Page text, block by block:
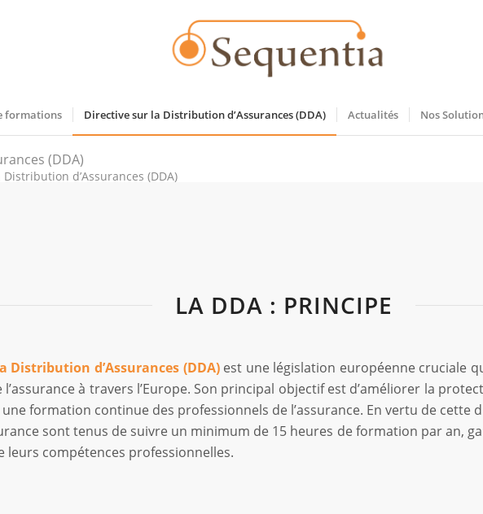
formations Directive sur la Distribution d’Assurances (DDA) Actualités Nos
(DDA)
d’Assurances (DDA)
LA DDA : PRINCIPE
Distribution d’Assurances (DDA)est une législation européenne cruciale
l’assurance à travers l’Europe. Son principal objectif est d’améliorer la
formation continue des professionnels de l’assurance. En vertu de cette
sont tenus de suivre un minimum de 15 heures de formation par an,
leurs compétences professionnelles.